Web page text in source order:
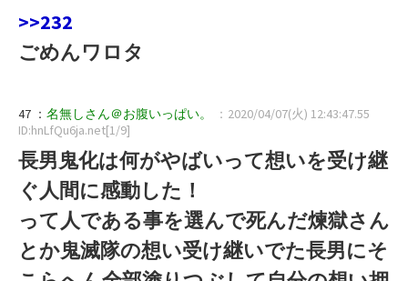
>>232
ごめんワロタ
47 ： 名無しさん＠お腹いっぱい。
：2020/04/07(火) 12:43:47.55
ID:hnLfQu6ja.net[1/9]
長男鬼化は何がやばいって想いを受け継
ぐ人間に感動した！
って人である事を選んで死んだ煉獄さん
とか鬼滅隊の想い受け継いでた長男にそ